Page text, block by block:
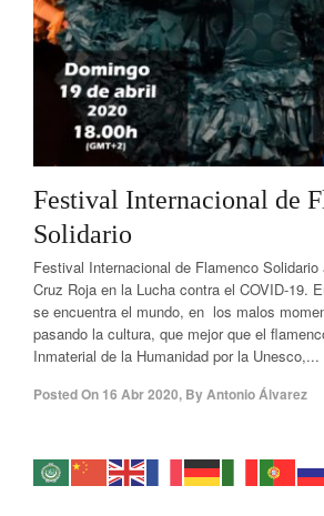
Festival Internacional de
Solidario
Festival Internacional de Flamenco
Cruz Roja en la Lucha contra el COVID-19.
se encuentra el mundo, en los malos
pasando la cultura, que mejor que el
Inmaterial de la Humanidad por la Unesco,...
Posted On 16 Abr 2020, ByAntonio Álvarez